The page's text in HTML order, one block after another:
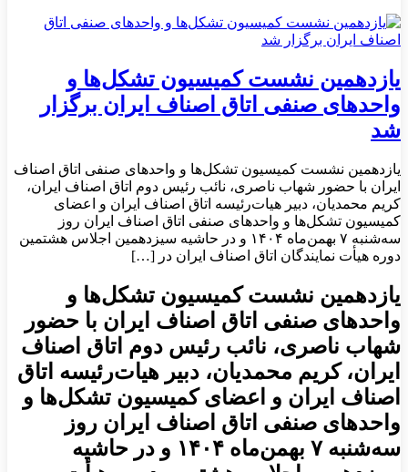
یازدهمین نشست کمیسیون تشکل‌ها و
واحدهای صنفی اتاق اصناف ایران برگزار
شد
یازدهمین نشست کمیسیون تشکل‌ها و واحدهای صنفی اتاق اصناف
ایران با حضور شهاب ناصری، نائب رئیس دوم اتاق اصناف ایران،
کریم محمدیان، دبیر هیات‌رئیسه اتاق اصناف ایران و اعضای
کمیسیون تشکل‌ها و واحدهای صنفی اتاق اصناف ایران روز
سه‌شنبه ۷ بهمن‌ماه ۱۴۰۴ و در حاشیه سیزدهمین اجلاس هشتمین
دوره هیأت نمایندگان اتاق اصناف ایران در […]
یازدهمین نشست کمیسیون تشکل‌ها و
واحدهای صنفی اتاق اصناف ایران با حضور
شهاب ناصری، نائب رئیس دوم اتاق اصناف
ایران، کریم محمدیان، دبیر هیات‌رئیسه اتاق
اصناف ایران و اعضای کمیسیون تشکل‌ها و
واحدهای صنفی اتاق اصناف ایران روز
سه‌شنبه ۷ بهمن‌ماه ۱۴۰۴ و در حاشیه